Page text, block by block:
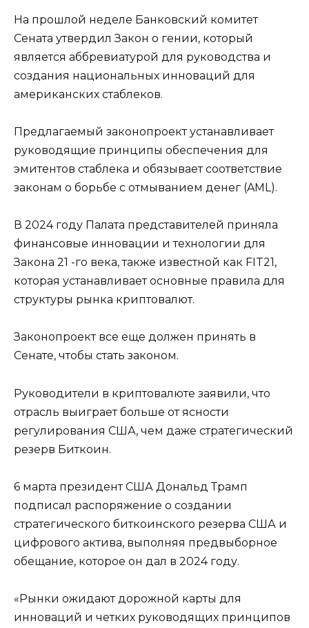
На прошлой неделе Банковский комитет
Сената утвердил Закон о гении, который
является аббревиатурой для руководства и
создания национальных инноваций для
американских стаблеков.
Предлагаемый законопроект устанавливает
руководящие принципы обеспечения для
эмитентов стаблека и обязывает соответствие
законам о борьбе с отмыванием денег (AML).
В 2024 году Палата представителей приняла
финансовые инновации и технологии для
Закона 21 -го века, также известной как FIT21,
которая устанавливает основные правила для
структуры рынка криптовалют.
Законопроект все еще должен принять в
Сенате, чтобы стать законом.
Руководители в криптовалюте заявили, что
отрасль выиграет больше от ясности
регулирования США, чем даже стратегический
резерв Биткоин.
6 марта президент США Дональд Трамп
подписал распоряжение о создании
стратегического биткоинского резерва США и
цифрового актива, выполняя предвыборное
обещание, которое он дал в 2024 году.
«Рынки ожидают дорожной карты для
инноваций и четких руководящих принципов